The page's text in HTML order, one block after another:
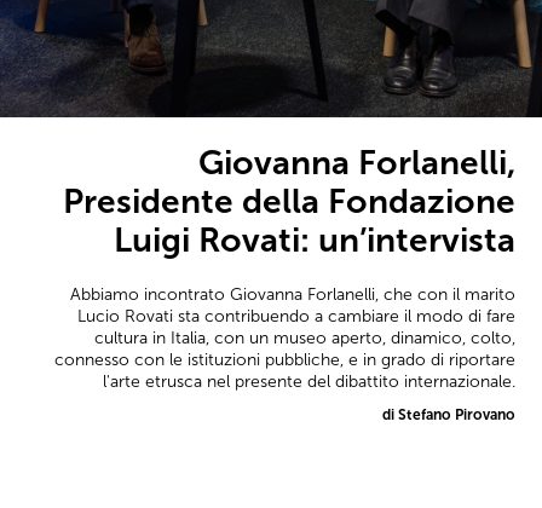
Giovanna Forlanelli,
Presidente della Fondazione
Luigi Rovati: un’intervista
Abbiamo incontrato Giovanna Forlanelli, che con il marito
Lucio Rovati sta contribuendo a cambiare il modo di fare
cultura in Italia, con un museo aperto, dinamico, colto,
connesso con le istituzioni pubbliche, e in grado di riportare
l'arte etrusca nel presente del dibattito internazionale.
di Stefano Pirovano